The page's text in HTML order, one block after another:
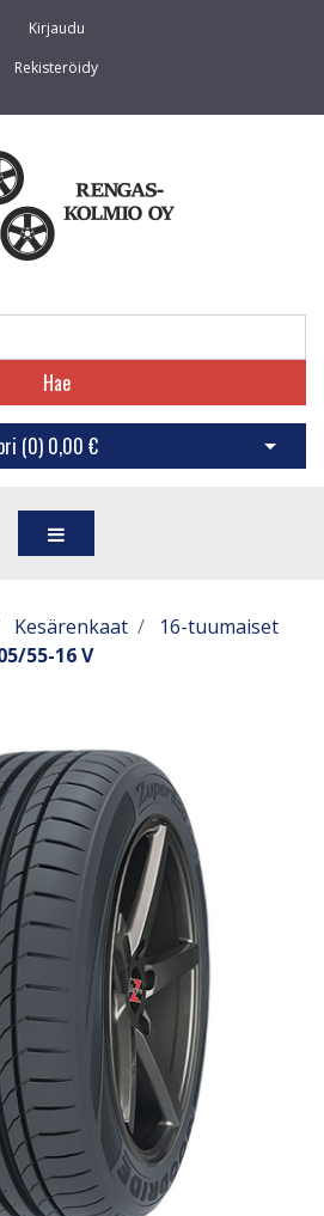
Kirjaudu
Rekisteröidy
Hae
(0) 0,00 € Avaa
Kesärenkaat
16-tuumaiset
55-16 V